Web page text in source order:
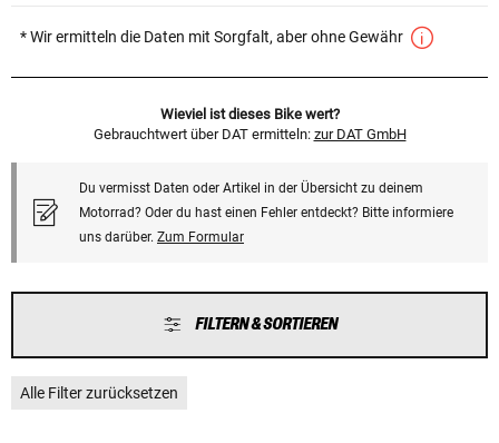
* Wir ermitteln die Daten mit Sorgfalt, aber ohne Gewähr
Wieviel ist dieses Bike wert?
Gebrauchtwert über DAT ermitteln: zur DAT GmbH
Du vermisst Daten oder Artikel in der Übersicht zu deinem
Motorrad? Oder du hast einen Fehler entdeckt? Bitte informiere
uns darüber. Zum Formular
FILTERN & SORTIEREN
Alle Filter zurücksetzen